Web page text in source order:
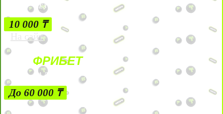
БЕЗ УСЛОВИЙ
10 000 ₸
На сайт
ФРИБЕТ
ЗА ДЕПОЗИТЫ
До 60 000 ₸